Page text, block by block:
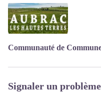
Communauté de
Signaler un